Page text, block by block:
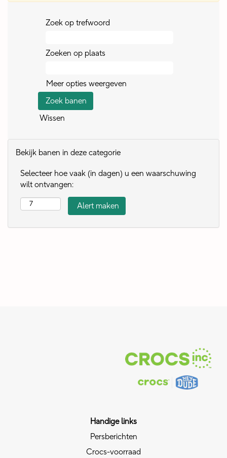
Zoek op trefwoord
Zoeken op plaats
Meer opties weergeven
Wissen
Bekijk banen in deze categorie
Selecteer hoe vaak (in dagen) u een waarschuwing
wilt ontvangen:
Handige links
Persberichten
Crocs-voorraad